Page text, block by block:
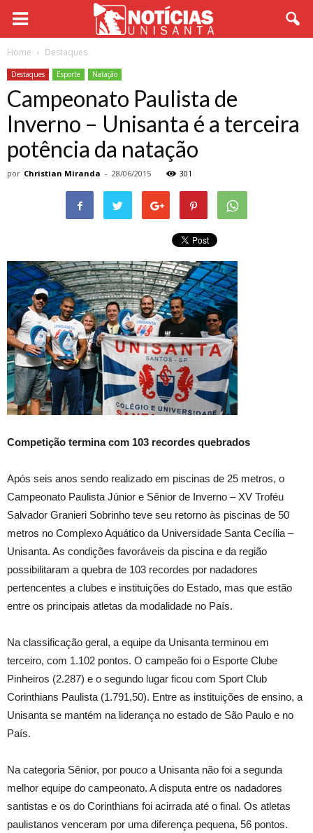
Home Destaques
Destaques Esporte Natação
Campeonato Paulista de
Inverno – Unisanta é a terceira
potência da natação
por Christian Miranda - 28/06/2015 301
Competição termina com 103 recordes quebrados
Após seis anos sendo realizado em piscinas de 25 metros, o
Campeonato Paulista Júnior e Sênior de Inverno – XV Troféu
Salvador Granieri Sobrinho teve seu retorno às piscinas de 50
metros no Complexo Aquático da Universidade Santa Cecília –
Unisanta. As condições favoráveis da piscina e da região
possibilitaram a quebra de 103 recordes por nadadores
pertencentes a clubes e instituições do Estado, mas que estão
entre os principais atletas da modalidade no País.
Na classificação geral, a equipe da Unisanta terminou em
terceiro, com 1.102 pontos. O campeão foi o Esporte Clube
Pinheiros (2.287) e o segundo lugar ficou com Sport Club
Corinthians Paulista (1.791,50). Entre as instituições de ensino, a
Unisanta se mantém na liderança no estado de São Paulo e no
País.
Na categoria Sênior, por pouco a Unisanta não foi a segunda
melhor equipe do campeonato. A disputa entre os nadadores
santistas e os do Corinthians foi acirrada até o final. Os atletas
paulistanos venceram por uma diferença pequena, 56 pontos.